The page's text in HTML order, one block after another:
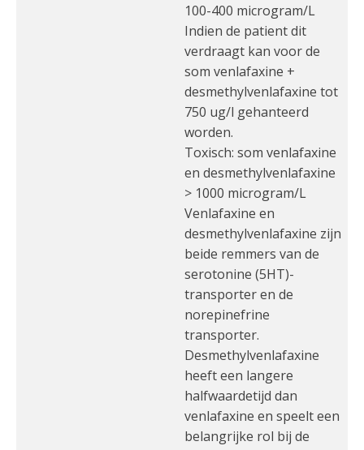
100-400 microgram/L
Indien de patient dit
verdraagt kan voor de
som venlafaxine +
desmethylvenlafaxine tot
750 ug/l gehanteerd
worden.
Toxisch: som venlafaxine
en desmethylvenlafaxine
> 1000 microgram/L
Venlafaxine en
desmethylvenlafaxine zijn
beide remmers van de
serotonine (5HT)-
transporter en de
norepinefrine
transporter.
Desmethylvenlafaxine
heeft een langere
halfwaardetijd dan
venlafaxine en speelt een
belangrijke rol bij de